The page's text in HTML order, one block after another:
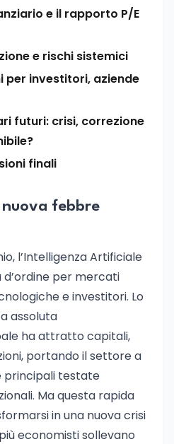
e il rapporto P/E
e rischi sistemici
per investitori, aziende
futuri: crisi, correzione
finali
nuova febbre
l’Intelligenza Artificiale
per mercati
e investitori. Lo
assoluta
ha attratto capitali,
portando il settore a
principali testate
Ma questa rapida
in una nuova crisi
economisti sollevano